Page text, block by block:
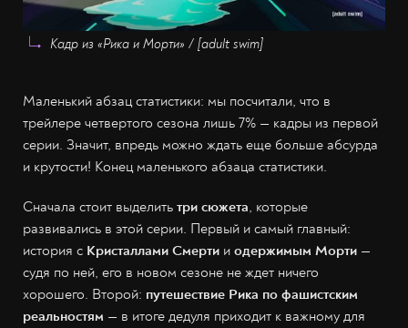
Кадр из «Рика и Морти» / [adult swim]
Маленький абзац статистики: мы посчитали, что в
трейлере четвертого сезона лишь 7% — кадры из первой
серии. Значит, впредь можно ждать еще больше абсурда
и крутости! Конец маленького абзаца статистики.
Сначала стоит выделить три сюжета, которые
развивались в этой серии. Первый и самый главный:
история с Кристаллами Смерти и одержимым Морти —
судя по ней, его в новом сезоне не ждет ничего
хорошего. Второй: путешествие Рика по фашистским
реальностям — в итоге дедуля приходит к важному для